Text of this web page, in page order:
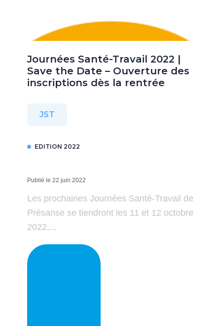
Journées Santé-Travail 2022 |
Save the Date – Ouverture des
inscriptions dès la rentrée
JST
EDITION 2022
Publié le 22 juin 2022
Les prochaines Journées Santé-Travail de
Présanse se tiendront les 11 et 12 octobre
2022,...